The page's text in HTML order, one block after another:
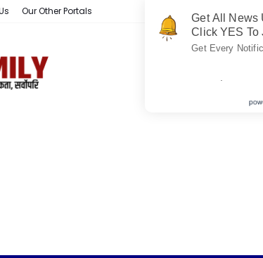
Our Other Portals
Get All News
Click YES To
Get Every